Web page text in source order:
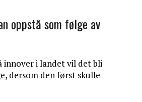
oppstå som følge av
innover i landet vil det bli
dersom den først skulle